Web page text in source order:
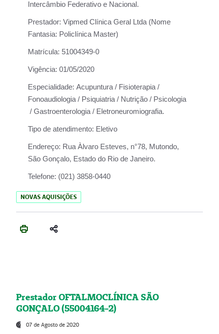
Intercâmbio Federativo e Nacional.
Prestador: Vipmed Clínica Geral Ltda (Nome
Fantasia: Policlínica Master)
Matrícula: 51004349-0
Vigência: 01/05/2020
Especialidade: Acupuntura / Fisioterapia /
Fonoaudiologia / Psiquiatria / Nutrição / Psicologia
/ Gastroenterologia / Eletroneuromiografia.
Tipo de atendimento: Eletivo
Endereço: Rua Àlvaro Esteves, n°78, Mutondo,
São Gonçalo, Estado do Rio de Janeiro.
Telefone: (021) 3858-0440
NOVAS AQUISIÇÕES
Prestador OFTALMOCLÍNICA SÃO
GONÇALO (55004164-2)
07 de Agosto de 2020